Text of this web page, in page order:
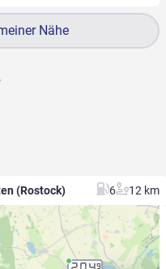
Nähe
(Rostock) 6 12 km
9